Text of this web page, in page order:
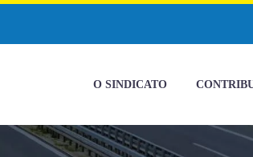
O SINDICATO